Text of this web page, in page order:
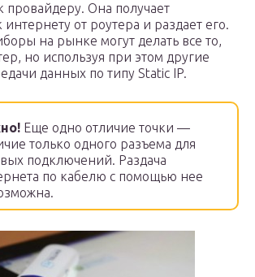
провайдеру. Она получает
от роутера и раздает его.
на рынке могут делать все то,
но используя при этом другие
данных по типу Static IP.
Еще одно отличие точки —
только одного разъема для
подключений. Раздача
по кабелю с помощью нее